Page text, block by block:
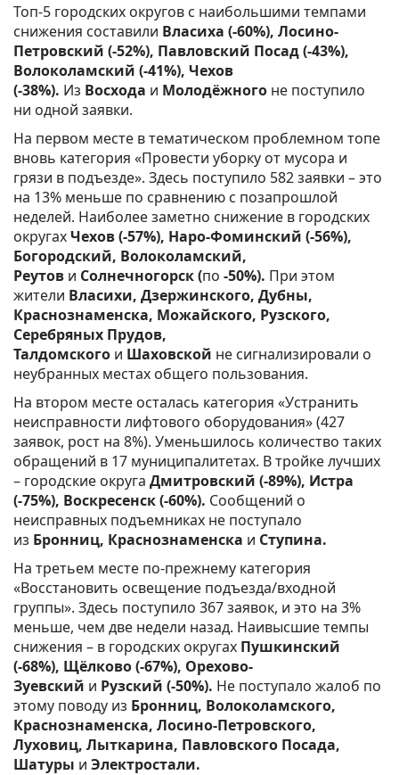
Топ-5 городских округов с наибольшими темпами
снижения составили Власиха (-60%), Лосино-
Петровский (-52%), Павловский Посад (-43%),
Волоколамский (-41%), Чехов
(-38%). Из Восхода и Молодёжного не поступило
ни одной заявки.
На первом месте в тематическом проблемном топе
вновь категория «Провести уборку от мусора и
грязи в подъезде». Здесь поступило 582 заявки – это
на 13% меньше по сравнению с позапрошлой
неделей. Наиболее заметно снижение в городских
округахЧехов (-57%), Наро-Фоминский (-56%),
Богородский, Волоколамский,
Реутов и Солнечногорск (по -50%). При этом
жители Власихи, Дзержинского, Дубны,
Краснознаменска, Можайского, Рузского,
Серебряных Прудов,
Талдомского и Шаховской не сигнализировали о
неубранных местах общего пользования.
На втором месте осталась категория «Устранить
неисправности лифтового оборудования» (427
заявок, рост на 8%). Уменьшилось количество таких
обращений в 17 муниципалитетах. В тройке лучших
– городские округа Дмитровский (-89%), Истра
(-75%), Воскресенск (-60%). Сообщений о
неисправных подъемниках не поступало
из Бронниц, Краснознаменска и Ступина.
На третьем месте по-прежнему категория
«Восстановить освещение подъезда/входной
группы». Здесь поступило 367 заявок, и это на 3%
меньше, чем две недели назад. Наивысшие темпы
снижения – в городских округах Пушкинский
(-68%), Щёлково (-67%), Орехово-
Зуевский и Рузский (-50%). Не поступало жалоб по
этому поводу из Бронниц, Волоколамского,
Краснознаменска, Лосино-Петровского,
Луховиц, Лыткарина, Павловского Посада,
Шатуры и Электростали.